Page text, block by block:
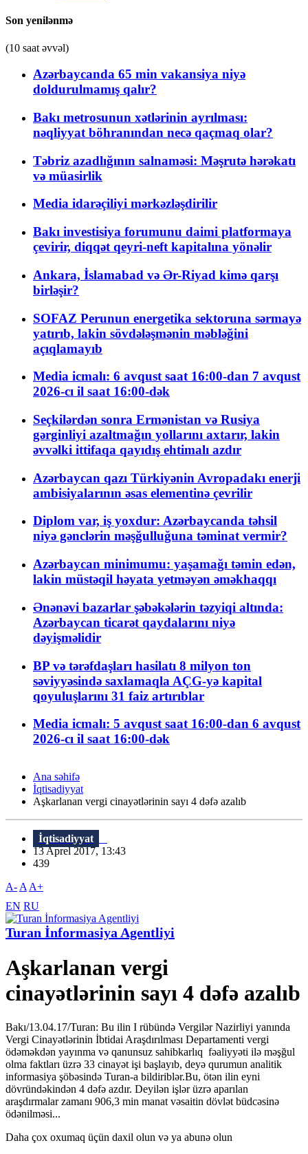
Son yenilənmə
(10 saat əvvəl)
Azərbaycanda 65 min vakansiya niyə
doldurulmamış qalır?
Bakı metrosunun xətlərinin ayrılması:
nəqliyyat böhranından necə qaçmaq olar?
Təbriz azadlığının salnaməsi: Məşrutə hərəkatı
və müasirlik
Media idarəçiliyi mərkəzləşdirilir
Bakı investisiya forumunu daimi platformaya
çevirir, diqqət qeyri-neft kapitalına yönəlir
Ankara, İslamabad və Ər-Riyad kimə qarşı
birləşir?
SOFAZ Perunun energetika sektoruna sərmayə
yatırıb, lakin sövdələşmənin məbləğini
açıqlamayıb
Media icmalı: 6 avqust saat 16:00-dan 7 avqust
2026-cı il saat 16:00-dək
Seçkilərdən sonra Ermənistan və Rusiya
gərginliyi azaltmağın yollarını axtarır, lakin
əvvəlki ittifaqa qayıdış ehtimalı azdır
Azərbaycan qazı Türkiyənin Avropadakı enerji
ambisiyalarının əsas elementinə çevrilir
Diplom var, iş yoxdur: Azərbaycanda təhsil
niyə gənclərin məşğulluğuna təminat vermir?
Azərbaycan minimumu: yaşamağı təmin edən,
lakin müstəqil həyata yetməyən əməkhaqqı
Ənənəvi bazarlar şəbəkələrin təzyiqi altında:
Azərbaycan ticarət qaydalarını niyə
dəyişməlidir
BP və tərəfdaşları hasilatı 8 milyon ton
səviyyəsində saxlamaqla AÇG-yə kapital
qoyuluşlarını 31 faiz artırıblar
Media icmalı: 5 avqust saat 16:00-dan 6 avqust
2026-cı il saat 16:00-dək
Ana səhifə
İqtisadiyyat
Aşkarlanan vergi cinayətlərinin sayı 4 dəfə azalıb
İqtisadiyyat
13 Aprel 2017, 13:43
439
A- A A+
EN RU
Turan İnformasiya Agentliyi
Aşkarlanan vergi
cinayətlərinin sayı 4 dəfə azalıb
Bakı/13.04.17/Turan: Bu ilin I rübündə Vergilər Nazirliyi yanında
Vergi Cinayətlərinin İbtidai Araşdırılması Departamenti vergi
ödəməkdən yayınma və qanunsuz sahibkarlıq fəaliyyəti ilə məşğul
olma faktları üzrə 33 cinayət işi başlayıb, deyə qurumun analitik
informasiya şöbəsində Turan-a bildiriblər.Bu, ötən ilin eyni
dövründəkindən 4 dəfə azdır. Deyilən işlər üzrə aparılan
araşdırmalar zamanı 906,3 min manat vəsaitin dövlət büdcəsinə
ödənilməsi...
Daha çox oxumaq üçün daxil olun və ya abunə olun